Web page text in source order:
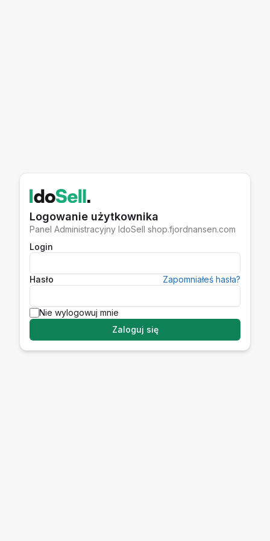
Logowanie użytkownika
Panel Administracyjny IdoSell shop.fjordnansen.com
Login
Hasło Zapomniałeś hasła?
Nie wylogowuj mnie
Zaloguj się